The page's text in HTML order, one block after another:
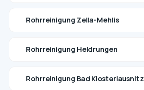
Rohrreinigung Zella-Mehlis
Rohrreinigung Heldrungen
Rohrreinigung Bad Klosterlausnitz